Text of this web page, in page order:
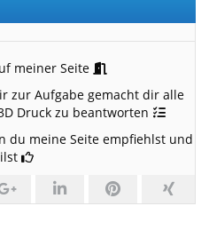
meiner Seite
zur Aufgabe gemacht dir alle
Druck zu beantworten
du meine Seite empfiehlst und